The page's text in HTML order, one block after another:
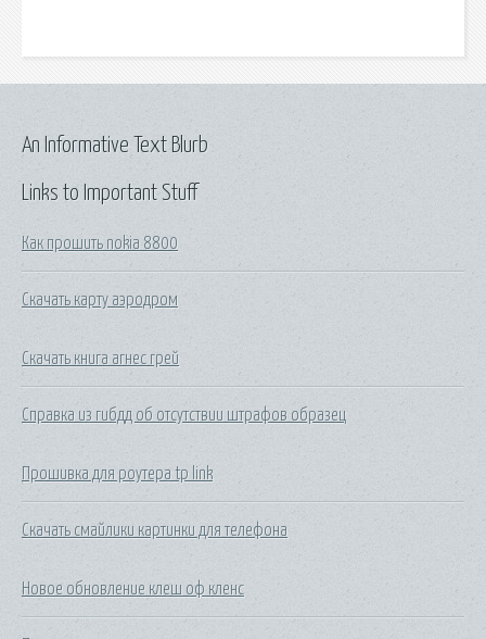
Links to Important Stuff
Как прошить nokia 8800
Скачать карту аэродром
Скачать книга агнес грей
Справка из гибдд об отсутствии штрафов образец
Прошивка для роутера tp link
Скачать смайлики картинки для телефона
Новое обновление клеш оф кленс
An Informative Text Blurb